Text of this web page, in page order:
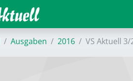
Ausgaben 2016 VS Aktuell 3/